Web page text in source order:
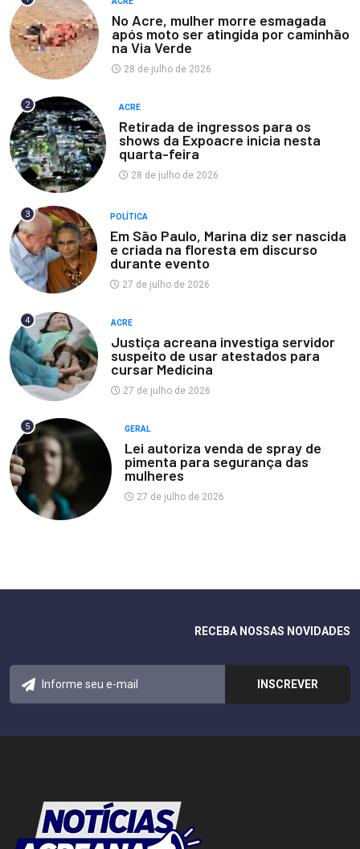
No Acre, mulher morre esmagada
após moto ser atingida por caminhão
na Via Verde
28 de julho de 2026
2 ACRE
Retirada de ingressos para os
shows da Expoacre inicia nesta
quarta-feira
28 de julho de 2026
3 POLÍTICA
Em São Paulo, Marina diz ser nascida
e criada na floresta em discurso
durante evento
27 de julho de 2026
4 ACRE
Justiça acreana investiga servidor
suspeito de usar atestados para
cursar Medicina
27 de julho de 2026
5 GERAL
Lei autoriza venda de spray de
pimenta para segurança das
mulheres
27 de julho de 2026
RECEBA NOSSAS NOVIDADES